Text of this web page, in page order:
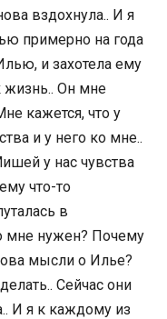
вздохнула.. И я
примерно на года
и захотела ему
жизнь.. Он мне
кажется, что у
и у него ко мне..
у нас чувства
что-то
в
мне нужен? Почему
мысли о Илье?
Сейчас они
И я к каждому из